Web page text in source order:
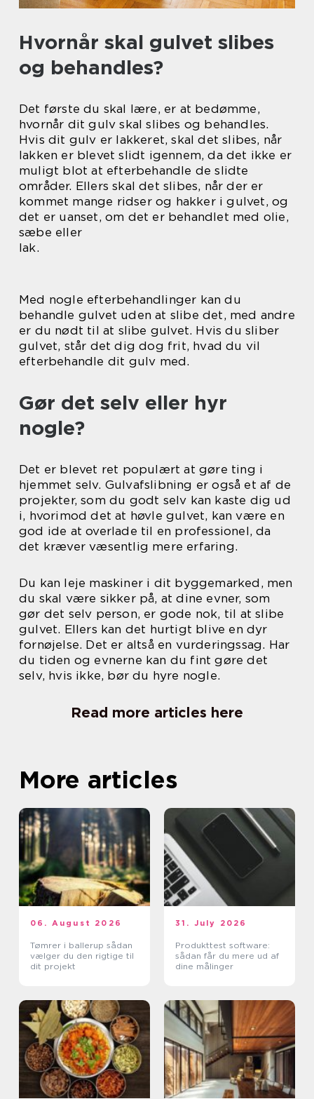
Hvornår skal gulvet slibes
og behandles?
Det første du skal lære, er at bedømme,
hvornår dit gulv skal slibes og behandles.
Hvis dit gulv er lakkeret, skal det slibes, når
lakken er blevet slidt igennem, da det ikke er
muligt blot at efterbehandle de slidte
områder. Ellers skal det slibes, når der er
kommet mange ridser og hakker i gulvet, og
det er uanset, om det er behandlet med olie,
sæbe eller
lak.
Med nogle efterbehandlinger kan du
behandle gulvet uden at slibe det, med andre
er du nødt til at slibe gulvet. Hvis du sliber
gulvet, står det dig dog frit, hvad du vil
efterbehandle dit gulv med.
Gør det selv eller hyr
nogle?
Det er blevet ret populært at gøre ting i
hjemmet selv. Gulvafslibning er også et af de
projekter, som du godt selv kan kaste dig ud
i, hvorimod det at høvle gulvet, kan være en
god ide at overlade til en professionel, da
det kræver væsentlig mere erfaring.
Du kan leje maskiner i dit byggemarked, men
du skal være sikker på, at dine evner, som
gør det selv person, er gode nok, til at slibe
gulvet. Ellers kan det hurtigt blive en dyr
fornøjelse. Det er altså en vurderingssag. Har
du tiden og evnerne kan du fint gøre det
selv, hvis ikke, bør du hyre nogle.
Read more articles here
More articles
06. August 2026
Tømrer i ballerup sådan
vælger du den rigtige til
dit projekt
31. July 2026
Produkttest software:
sådan får du mere ud af
dine målinger